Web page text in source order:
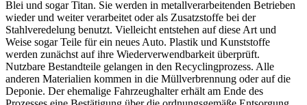
Blei und sogar Titan. Sie werden in metallverarbeitenden Betrieben
wieder und weiter verarbeitet oder als Zusatzstoffe bei der
Stahlveredelung benutzt. Vielleicht entstehen auf diese Art und
Weise sogar Teile für ein neues Auto. Plastik und Kunststoffe
werden zunächst auf ihre Wiederverwendbarkeit überprüft.
Nutzbare Bestandteile gelangen in den Recyclingprozess. Alle
anderen Materialien kommen in die Müllverbrennung oder auf die
Deponie. Der ehemalige Fahrzeughalter erhält am Ende des